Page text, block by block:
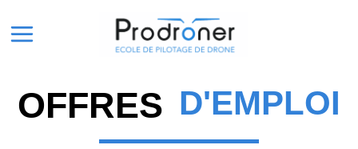
au
Menu
OFFRES D'EMPLOI